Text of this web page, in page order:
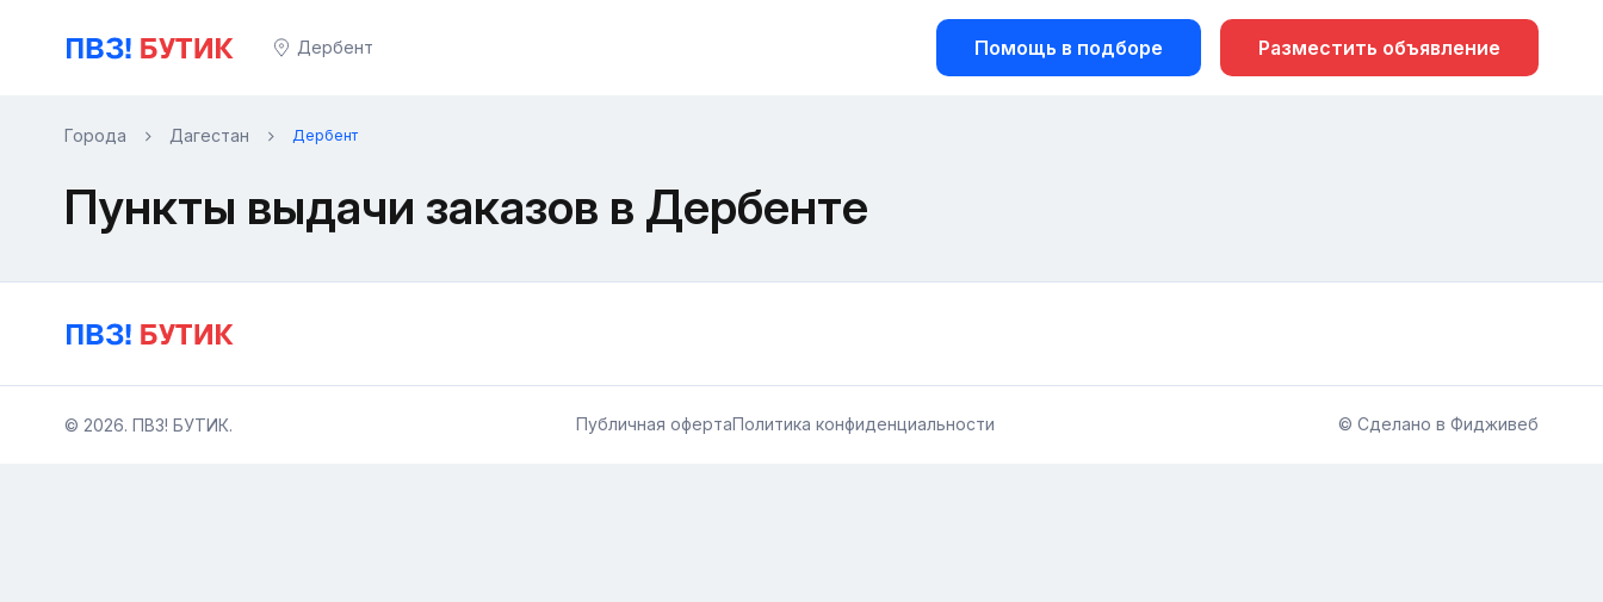
Дербент Помощь в подборе Разместить объявление
Города Дагестан Дербент
Пункты выдачи заказов в Дербенте
© 2026. ПВЗ! БУТИК. Публичная офертаПолитика конфиденциальности © Сделано в Фидживеб